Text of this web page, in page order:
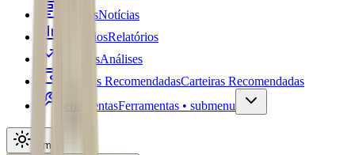
NotíciasNotícias
RelatóriosRelatórios
AnálisesAnálises
Carteiras RecomendadasCarteiras Recomendadas
FerramentasFerramentas • submenu
Tema